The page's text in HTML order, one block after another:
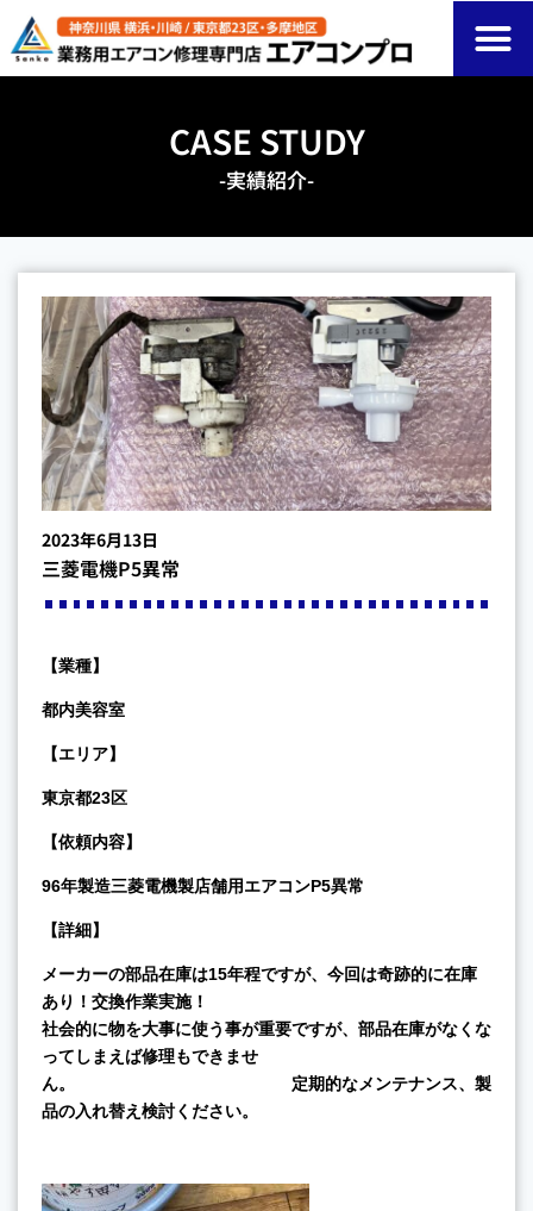
CASE STUDY
-実績紹介-
2023年6月13日
三菱電機P5異常
【業種】
都内美容室
【エリア】
東京都23区
【依頼内容】
96年製造三菱電機製店舗用エアコンP5異常
【詳細】
メーカーの部品在庫は15年程ですが、今回は奇跡的に在庫
あり！交換作業実施！
社会的に物を大事に使う事が重要ですが、部品在庫がなくな
ってしまえば修理もできませ
ん。 定期的なメンテナンス、製
品の入れ替え検討ください。